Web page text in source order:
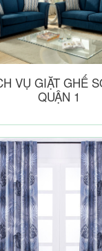
VỤ GIẶT GHẾ
QUẬN 1